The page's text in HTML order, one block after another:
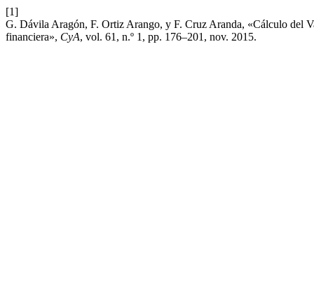
[1]
G. Dávila Aragón, F. Ortiz Arango, y F. Cruz Aranda, «Cálculo del
financiera», CyA, vol. 61, n.º 1, pp. 176–201, nov. 2015.